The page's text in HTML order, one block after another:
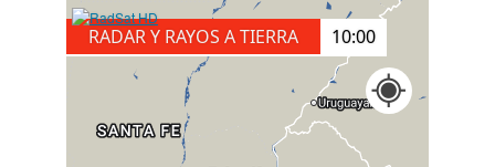
RADAR Y RAYOS A TIERRA 10:10